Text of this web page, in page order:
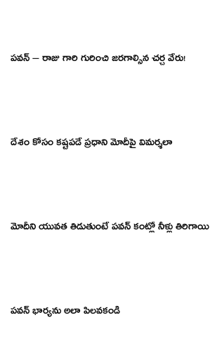
పవన్ – రాజు గారి గురించి జరగాల్సిన చర్చ వేరు!
దేశం కోసం కష్టపడే ప్రధాని మోదీపై విమర్శలా
మోదీని యువత తిడుతుంటే పవన్ కంట్లో నీళ్లు తిరిగాయి
పవన్ భార్యను అలా పిలవకండి